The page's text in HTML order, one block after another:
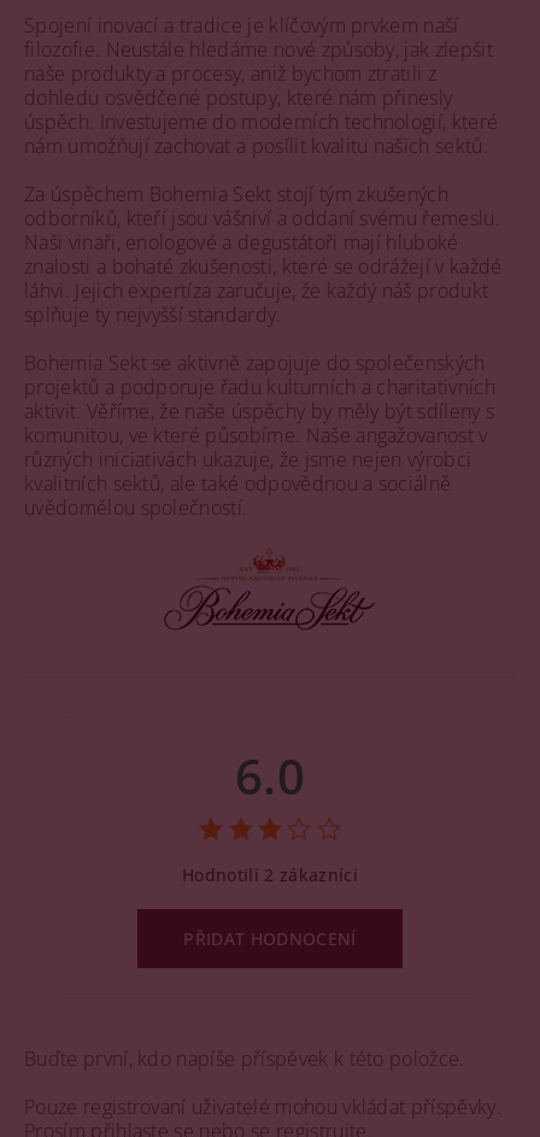
Spojení inovací a tradice je klíčovým prvkem naší
filozofie. Neustále hledáme nové způsoby, jak zlepšit
naše produkty a procesy, aniž bychom ztratili z
dohledu osvědčené postupy, které nám přinesly
úspěch. Investujeme do moderních technologií, které
nám umožňují zachovat a posílit kvalitu našich sektů.
Za úspěchem Bohemia Sekt stojí tým zkušených
odborníků, kteří jsou vášniví a oddaní svému řemeslu.
Naši vinaři, enologové a degustátoři mají hluboké
znalosti a bohaté zkušenosti, které se odrážejí v každé
láhvi. Jejich expertíza zaručuje, že každý náš produkt
splňuje ty nejvyšší standardy.
Bohemia Sekt se aktivně zapojuje do společenských
projektů a podporuje řadu kulturních a charitativních
aktivit. Věříme, že naše úspěchy by měly být sdíleny s
komunitou, ve které působíme. Naše angažovanost v
různých iniciativách ukazuje, že jsme nejen výrobci
kvalitních sektů, ale také odpovědnou a sociálně
uvědomělou společností.
Buďte první, kdo napíše příspěvek k této položce.
Pouze registrovaní uživatelé mohou vkládat příspěvky.
Prosím přihlaste se nebo se registrujte
6.0
Hodnotili 2 zákazníci
PŘIDAT HODNOCENÍ